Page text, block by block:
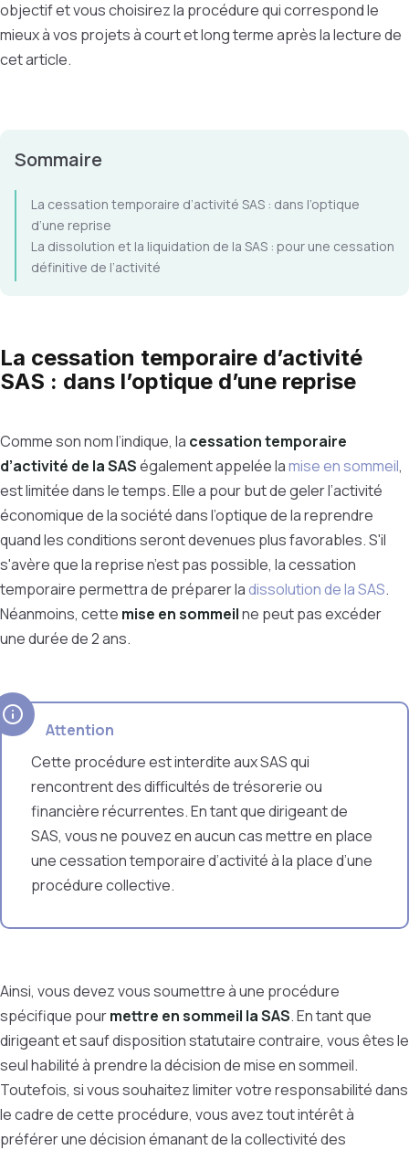
objectif et vous choisirez la procédure qui correspond le
mieux à vos projets à court et long terme après la lecture de
cet article.
Sommaire
La cessation temporaire d’activité SAS : dans l’optique
d’une reprise
La dissolution et la liquidation de la SAS : pour une cessation
définitive de l’activité
La cessation temporaire d’activité
SAS : dans l’optique d’une reprise
Comme son nom l’indique, la cessation temporaire
d’activité de la SASégalement appelée lamise en sommeil,
est limitée dans le temps. Elle a pour but de geler l’activité
économique de la société dans l’optique de la reprendre
quand les conditions seront devenues plus favorables. S'il
s'avère que la reprise n’est pas possible, la cessation
temporaire permettra de préparer ladissolution de la SAS.
Néanmoins, cette mise en sommeilne peut pas excéder
une durée de 2 ans.
Attention
Cette procédure est interdite aux SAS qui
rencontrent des difficultés de trésorerie ou
financière récurrentes. En tant que dirigeant de
SAS, vous ne pouvez en aucun cas mettre en place
une cessation temporaire d’activité à la place d’une
procédure collective.
Ainsi, vous devez vous soumettre à une procédure
spécifique pourmettre en sommeil la SAS. En tant que
dirigeant et sauf disposition statutaire contraire, vous êtes le
seul habilité à prendre la décision de mise en sommeil.
Toutefois, si vous souhaitez limiter votre responsabilité dans
le cadre de cette procédure, vous avez tout intérêt à
préférer une décision émanant de la collectivité des